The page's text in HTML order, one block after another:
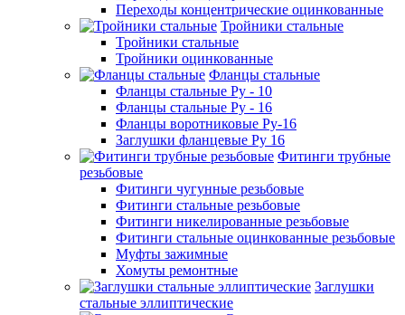
Переходы концентрические оцинкованные
Тройники стальные
Тройники стальные
Тройники оцинкованные
Фланцы стальные
Фланцы стальные Ру - 10
Фланцы стальные Ру - 16
Фланцы воротниковые Ру-16
Заглушки фланцевые Ру 16
Фитинги трубные
резьбовые
Фитинги чугунные резьбовые
Фитинги стальные резьбовые
Фитинги никелированные резьбовые
Фитинги стальные оцинкованные резьбовые
Муфты зажимные
Хомуты ремонтные
Заглушки
стальные эллиптические